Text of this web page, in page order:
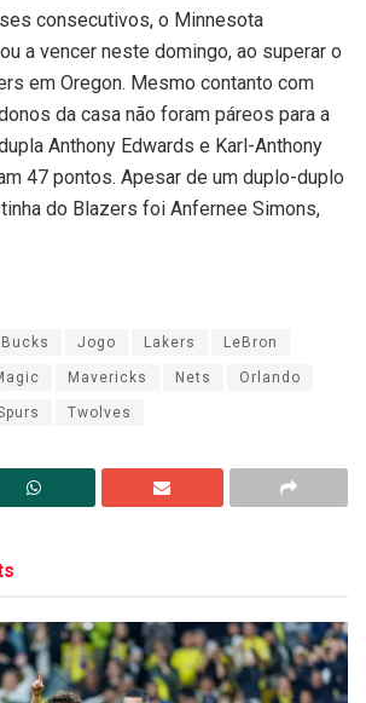
consecutivos, o Minnesota
a vencer neste domingo, ao superar o
em Oregon. Mesmo contanto com
da casa não foram páreos para a
Anthony Edwards e Karl-Anthony
47 pontos. Apesar de um duplo-duplo
do Blazers foi Anfernee Simons,
Bucks Jogo Lakers LeBron
Mavericks Nets Orlando
Twolves